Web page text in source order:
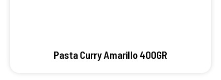
Pasta Curry Amarillo 400GR